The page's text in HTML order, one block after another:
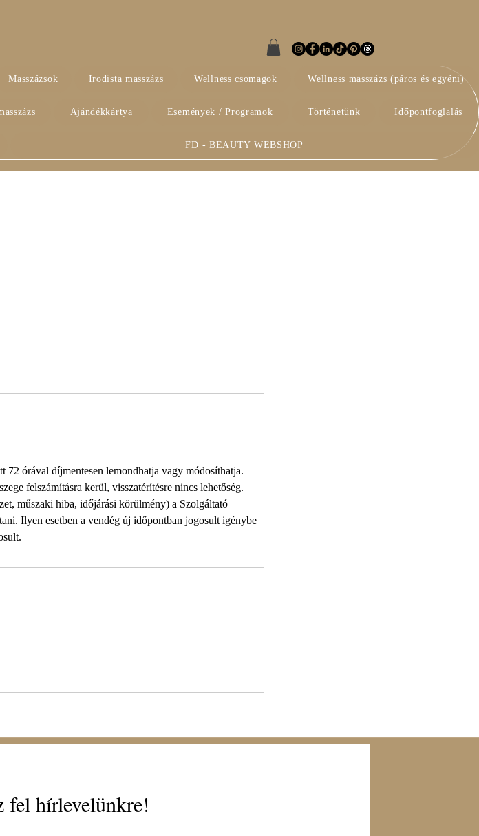
Masszázsok Irodista masszázs Wellness csomagok Wellness masszázs (páros és egyéni)
Ajándékkártya Események / Programok Történetünk Időpontfoglalás
FD - BEAUTY WEBSHOP
órával díjmentesen lemondhatja vagy módosíthatja.
felszámításra kerül, visszatérítésre nincs lehetőség.
műszaki hiba, időjárási körülmény) a Szolgáltató
Ilyen esetben a vendég új időpontban jogosult igénybe
fel hírlevelünkre!